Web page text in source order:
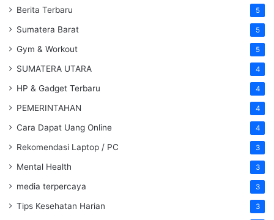
Berita Terbaru 5
Sumatera Barat 5
Gym & Workout 5
SUMATERA UTARA 4
HP & Gadget Terbaru 4
PEMERINTAHAN 4
Cara Dapat Uang Online 4
Rekomendasi Laptop / PC 3
Mental Health 3
media terpercaya 3
Tips Kesehatan Harian 3